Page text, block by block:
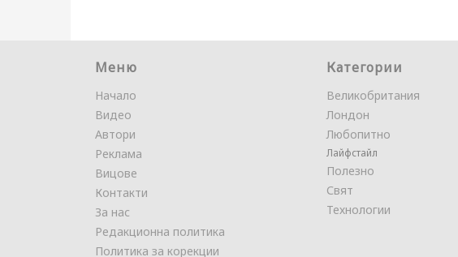
Меню
Начало
Видео
Автори
Реклама
Вицове
Контакти
За нас
Редакционна политика
Политика за корекции
Категории
Великобритания
Лондон
Любопитно
Лайфстайл
Полезно
Свят
Технологии